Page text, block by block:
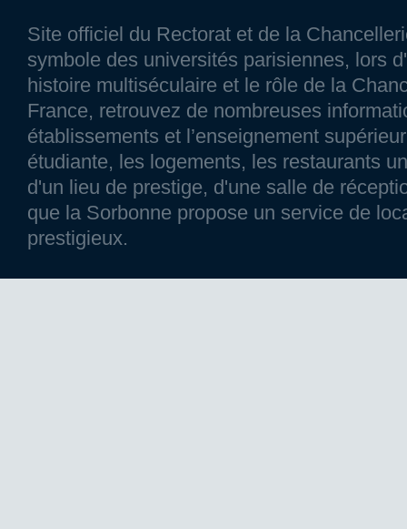
Site officiel du Rectorat et de la
symbole des universités parisiennes, lors
histoire multiséculaire et le rôle de la
France, retrouvez de nombreuses
établissements et l’enseignement
étudiante, les logements, les restaurants
d'un lieu de prestige, d'une salle de
que la Sorbonne propose un service de
prestigieux.